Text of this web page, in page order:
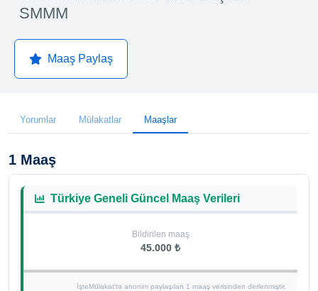
SMMM
Maaş Paylaş
Yorumlar Mülakatlar Maaşlar
1 Maaş
Türkiye Geneli Güncel Maaş Verileri
Bildirilen maaş
45.000 ₺
İşteMülakat'ta anonim paylaşılan 1 maaş verisinden derlenmiştir.